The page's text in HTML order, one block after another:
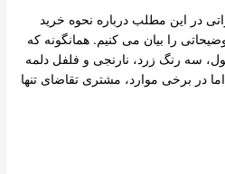
در این مطلب درباره نحوه خرید
را بیان می کنیم. همانگونه که
سه رنگ زرد، نارنجی و فلفل دلمه
در برخی موارد، مشتری تقاضای تنها